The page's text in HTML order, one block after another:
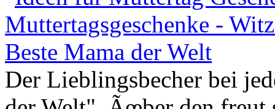
Der Lieblingsbecher bei